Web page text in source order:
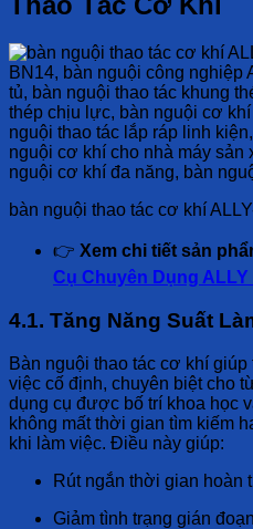
bàn nguội thao tác cơ khí
👉 Xem chi tiết sản
Cụ Chuyên Dụng ALLY
4.1. Tăng Năng Suất
Bàn nguội thao tác cơ khí
việc cố định, chuyên biệt cho
dụng cụ được bố trí khoa học
không mất thời gian tìm kiếm
khi làm việc. Điều này giúp:
Rút ngắn thời gian hoàn
Giảm tình trạng gián